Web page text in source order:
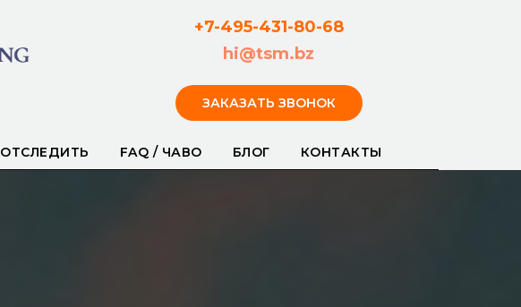
+7-495-431-80-68
hi@tsm.bz
ЗАКАЗАТЬ ЗВОНОК
ОТСЛЕДИТЬ FAQ / ЧАВО БЛОГ КОНТАКТЫ